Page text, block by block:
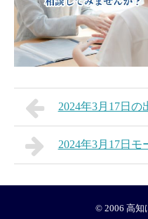
2024年3月17日の
2024年3月17日モ
© 2006 高知